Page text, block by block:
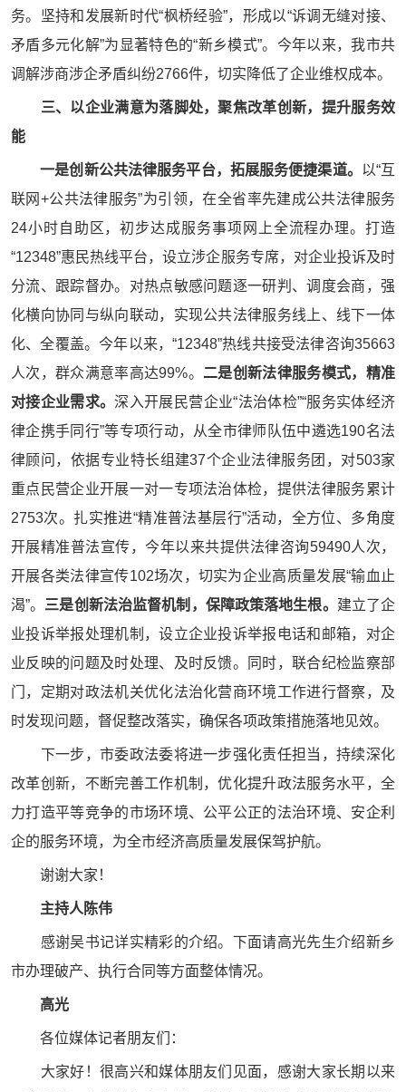
务。坚持和发展新时代“枫桥经验”，形成以“诉调无缝对接、
矛盾多元化解”为显著特色的“新乡模式”。今年以来，我市共
调解涉商涉企矛盾纠纷2766件，切实降低了企业维权成本。
三、以企业满意为落脚处，聚焦改革创新，提升服务效
能
一是创新公共法律服务平台，拓展服务便捷渠道。 以“互
联网+公共法律服务”为引领，在全省率先建成公共法律服务
24小时自助区，初步达成服务事项网上全流程办理。打造
“12348”惠民热线平台，设立涉企服务专席，对企业投诉及时
分流、跟踪督办。对热点敏感问题逐一研判、调度会商，强
化横向协同与纵向联动，实现公共法律服务线上、线下一体
化、全覆盖。今年以来，“12348”热线共接受法律咨询35663
人次，群众满意率高达99%。 二是创新法律服务模式，精准
对接企业需求。深入开展民营企业“法治体检”“服务实体经济
律企携手同行”等专项行动，从全市律师队伍中遴选190名法
律顾问，依据专业特长组建37个企业法律服务团，对503家
重点民营企业开展一对一专项法治体检，提供法律服务累计
2753次。扎实推进“精准普法基层行”活动，全方位、多角度
开展精准普法宣传，今年以来共提供法律咨询59490人次，
开展各类法律宣传102场次，切实为企业高质量发展“输血止
渴”。 三是创新法治监督机制，保障政策落地生根。 建立了企
业投诉举报处理机制，设立企业投诉举报电话和邮箱，对企
业反映的问题及时处理、及时反馈。同时，联合纪检监察部
门，定期对政法机关优化法治化营商环境工作进行督察，及
时发现问题，督促整改落实，确保各项政策措施落地见效。
下一步，市委政法委将进一步强化责任担当，持续深化
改革创新，不断完善工作机制，优化提升政法服务水平，全
力打造平等竞争的市场环境、公平公正的法治环境、安企利
企的服务环境，为全市经济高质量发展保驾护航。
谢谢大家！
主持人 陈伟
感谢吴书记详实精彩的介绍。下面请高光先生介绍新乡
市办理破产、执行合同等方面整体情况。
高光
各位媒体记者朋友们：
大家好！很高兴和媒体朋友们见面，感谢大家长期以来